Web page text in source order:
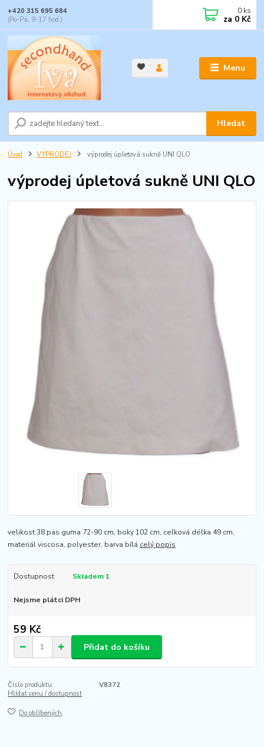
Menu
Hledat
+420 315 695 684
(Po-Pá, 9-17 hod.)
0 ks
za 0 Kč
Úvod VÝPRODEJ výprodej úpletová sukně UNI QLO
výprodej úpletová sukně UNI QLO
velikost 38 pas guma 72-90 cm, boky 102 cm, celková délka 49 cm,
materiál viscosa, polyester, barva bílá celý popis
Dostupnost Skladem 1
Nejsme plátci DPH
59 Kč
Přidat do košíku
Číslo produktu:
V8372
Hlídat cenu / dostupnost
Do oblíbených